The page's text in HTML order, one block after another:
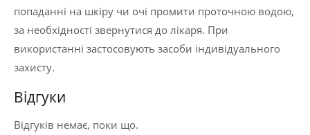
попаданні на шкіру чи очі промити проточною водою,
за необхідності звернутися до лікаря. При
використанні застосовують засоби індивідуального
захисту.
Відгуки
Відгуків немає, поки що.